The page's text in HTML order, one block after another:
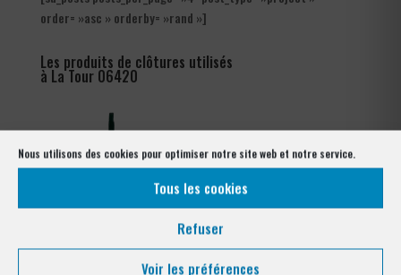
Nous utilisons des cookies pour optimiser notre site web et notre service.
Tous les cookies
Refuser
Voir les préférences
order= »asc » orderby= »rand »]
Les produits de clôtures utilisés
à La Tour 06420